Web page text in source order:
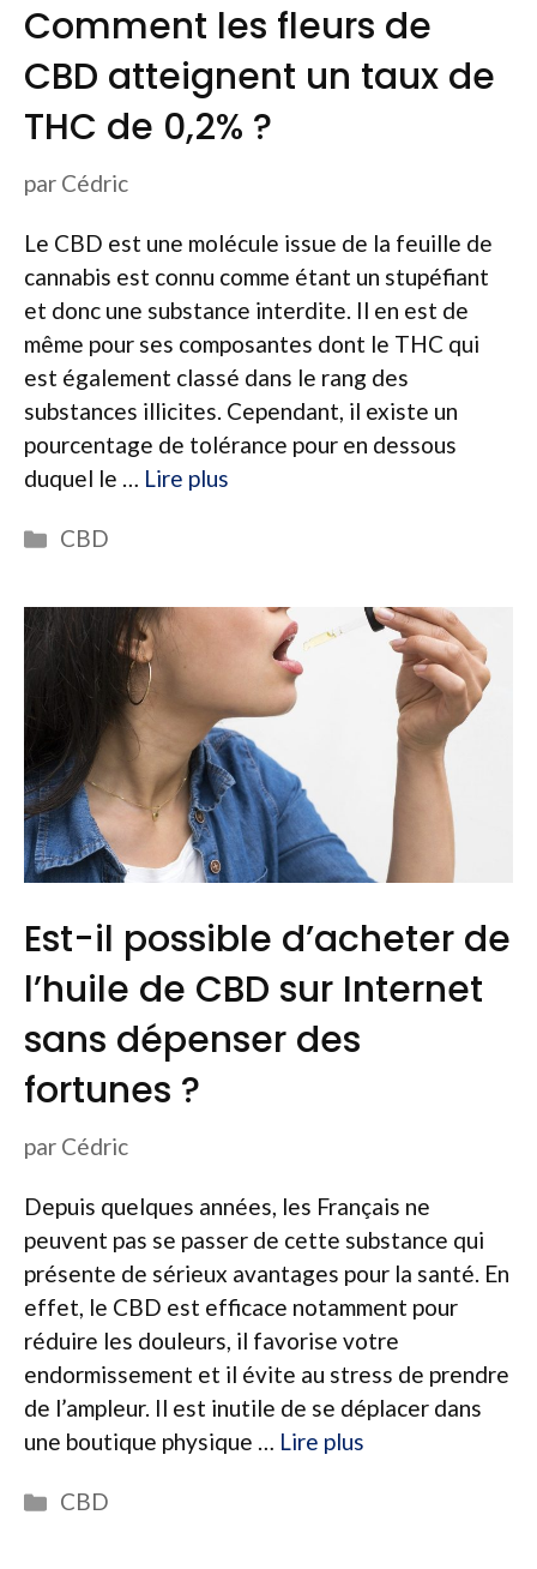
Comment les fleurs de
CBD atteignent un taux de
THC de 0,2% ?
par Cédric
Le CBD est une molécule issue de la feuille de
cannabis est connu comme étant un stupéfiant
et donc une substance interdite. Il en est de
même pour ses composantes dont le THC qui
est également classé dans le rang des
substances illicites. Cependant, il existe un
pourcentage de tolérance pour en dessous
duquel le … Lire plus
Catégories
CBD
Est-il possible d’acheter de
l’huile de CBD sur Internet
sans dépenser des
fortunes ?
par Cédric
Depuis quelques années, les Français ne
peuvent pas se passer de cette substance qui
présente de sérieux avantages pour la santé. En
effet, le CBD est efficace notamment pour
réduire les douleurs, il favorise votre
endormissement et il évite au stress de prendre
de l’ampleur. Il est inutile de se déplacer dans
une boutique physique … Lire plus
Catégories
CBD